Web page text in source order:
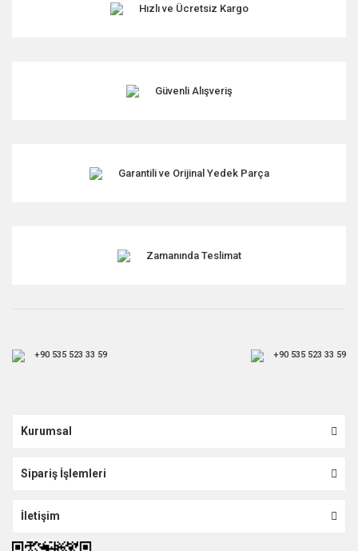
Ürün resmi kalitesiz, bozuk veya görüntülenemiyor.
Ürün fiyatı diğer sitelerden daha pahalı.
Hızlı ve Ücretsiz Kargo
Güvenli Alışveriş
Garantili ve Orijinal Yedek Parça
Zamanında Teslimat
+90 535 523 33 59 +90 535 523 33 59
Kurumsal
Sipariş İşlemleri
İletişim